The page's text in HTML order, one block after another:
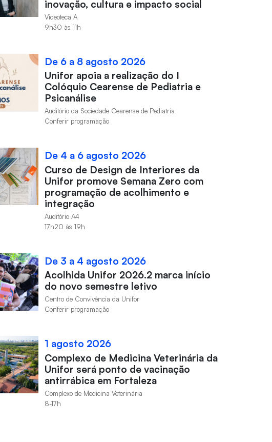
inovação, cultura e impacto social
Videoteca A
9h30 às 11h
De 6 a 8 agosto 2026
Unifor apoia a realização do I
Colóquio Cearense de Pediatria e
Psicanálise
Auditório da Sociedade Cearense de Pediatria
Conferir programação
De 4 a 6 agosto 2026
Curso de Design de Interiores da
Unifor promove Semana Zero com
programação de acolhimento e
integração
Auditório A4
17h20 às 19h
De 3 a 4 agosto 2026
Acolhida Unifor 2026.2 marca início
do novo semestre letivo
Centro de Convivência da Unifor
Conferir programação
1 agosto 2026
Complexo de Medicina Veterinária da
Unifor será ponto de vacinação
antirrábica em Fortaleza
Complexo de Medicina Veterinária
8-17h